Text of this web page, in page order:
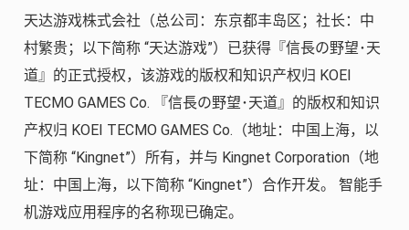
天达游戏株式会社（总公司：东京都丰岛区；社长：中
村繁贵；以下简称 “天达游戏”）已获得『信長の野望･天
道』的正式授权，该游戏的版权和知识产权归 KOEI
TECMO GAMES Co. 『信長の野望･天道』的版权和知识
产权归 KOEI TECMO GAMES Co.（地址：中国上海，以
下简称 “Kingnet”）所有，并与 Kingnet Corporation（地
址：中国上海，以下简称 “Kingnet”）合作开发。 智能手
机游戏应用程序的名称现已确定。